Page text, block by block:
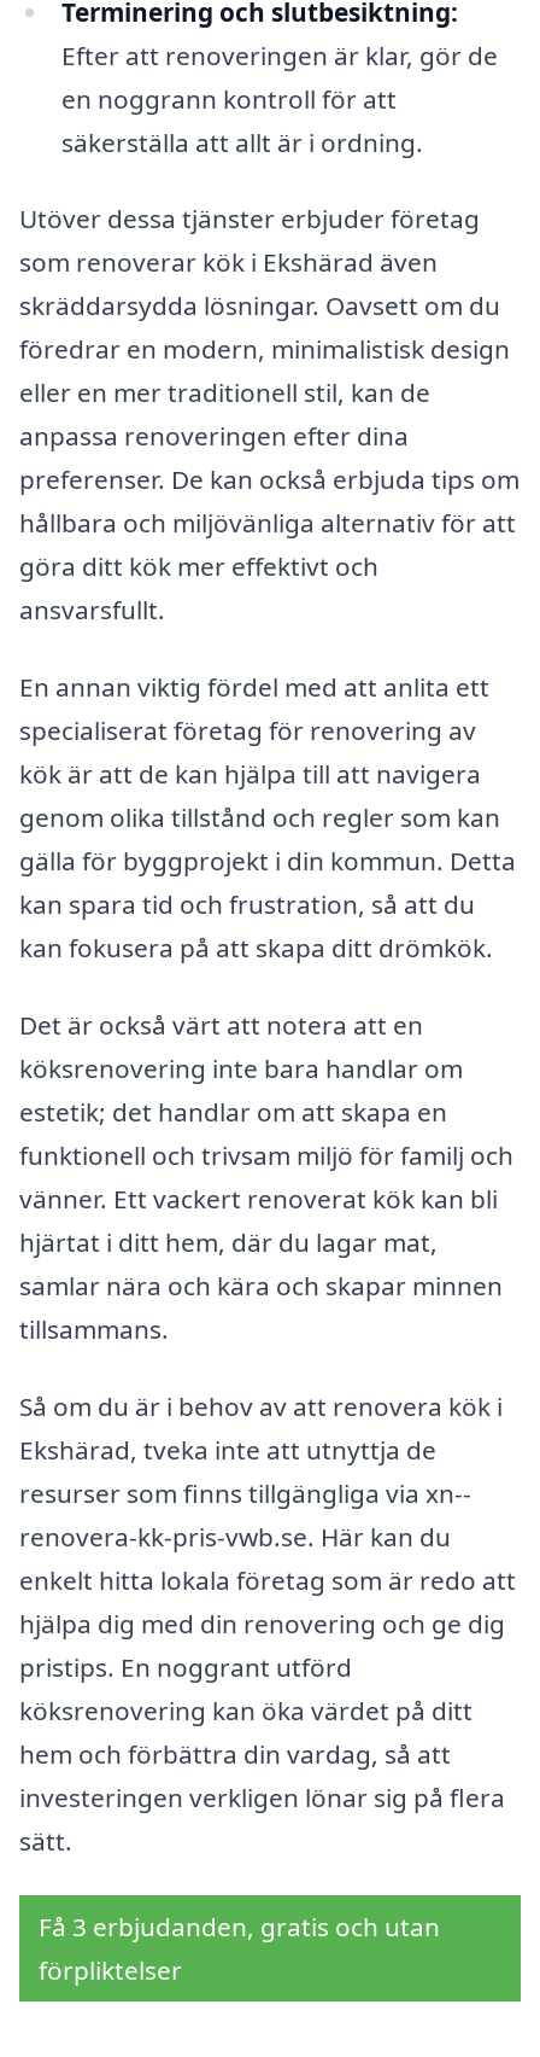
Terminering och slutbesiktning:
Efter att renoveringen är klar, gör de
en noggrann kontroll för att
säkerställa att allt är i ordning.
Utöver dessa tjänster erbjuder företag
som renoverar kök i Ekshärad även
skräddarsydda lösningar. Oavsett om du
föredrar en modern, minimalistisk design
eller en mer traditionell stil, kan de
anpassa renoveringen efter dina
preferenser. De kan också erbjuda tips om
hållbara och miljövänliga alternativ för att
göra ditt kök mer effektivt och
ansvarsfullt.
En annan viktig fördel med att anlita ett
specialiserat företag för renovering av
kök är att de kan hjälpa till att navigera
genom olika tillstånd och regler som kan
gälla för byggprojekt i din kommun. Detta
kan spara tid och frustration, så att du
kan fokusera på att skapa ditt drömkök.
Det är också värt att notera att en
köksrenovering inte bara handlar om
estetik; det handlar om att skapa en
funktionell och trivsam miljö för familj och
vänner. Ett vackert renoverat kök kan bli
hjärtat i ditt hem, där du lagar mat,
samlar nära och kära och skapar minnen
tillsammans.
Så om du är i behov av att renovera kök i
Ekshärad, tveka inte att utnyttja de
resurser som finns tillgängliga via xn--
renovera-kk-pris-vwb.se. Här kan du
enkelt hitta lokala företag som är redo att
hjälpa dig med din renovering och ge dig
pristips. En noggrant utförd
köksrenovering kan öka värdet på ditt
hem och förbättra din vardag, så att
investeringen verkligen lönar sig på flera
sätt.
Få 3 erbjudanden, gratis och utan
förpliktelser